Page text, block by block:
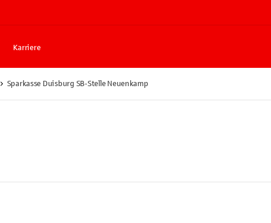
Karriere
Sparkasse Duisburg SB-Stelle Neuenkamp